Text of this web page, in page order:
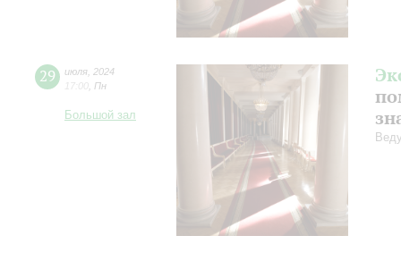
29 июля 2024
17:00 Пн
Большой зал